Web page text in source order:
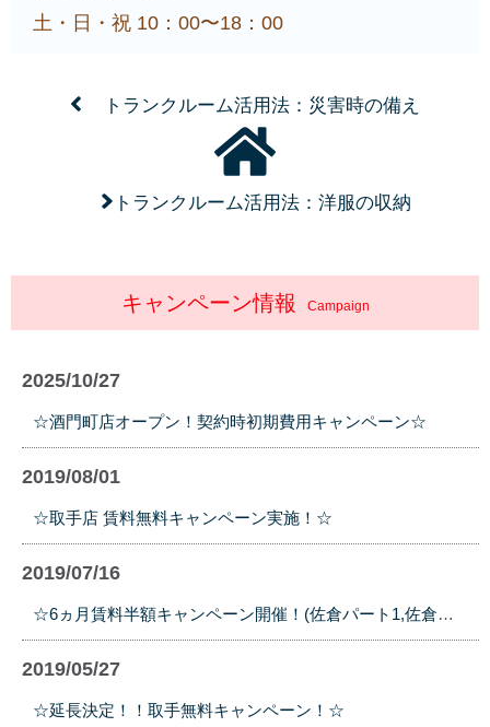
土・日・祝 10：00〜18：00
トランクルーム活用法：災害時の備え
トランクルーム活用法：洋服の収納
キャンペーン情報 Campaign
2025/10/27
☆酒門町店オープン！契約時初期費用キャンペーン☆
2019/08/01
☆取手店 賃料無料キャンペーン実施！☆
2019/07/16
☆6ヵ月賃料半額キャンペーン開催！(佐倉パート1,佐倉パート2,佐倉パート3)☆
2019/05/27
☆延長決定！！取手無料キャンペーン！☆